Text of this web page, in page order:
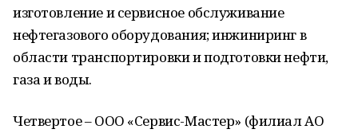
изготовление и сервисное обслуживание
нефтегазового оборудования; инжиниринг в
области транспортировки и подготовки нефти,
газа и воды.
Четвертое – ООО «Сервис-Мастер» (филиал АО